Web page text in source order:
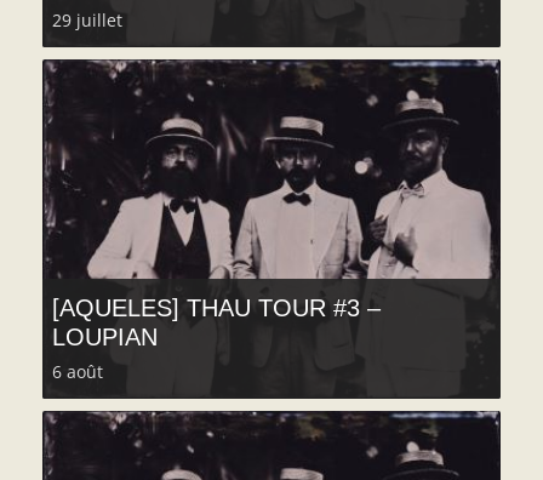
29 juillet
[AQUELES] THAU TOUR #3 –
LOUPIAN
6 août